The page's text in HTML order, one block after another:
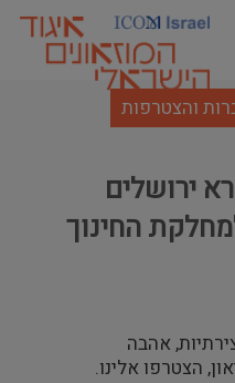
והצטרפות
ירושלים
החינוך
אהבה
הצטרפו אלינו.